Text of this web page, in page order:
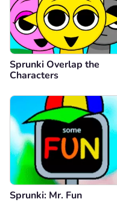
Sprunki Overlap the
Characters
Sprunki: Mr. Fun